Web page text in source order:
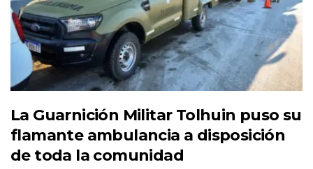
La Guarnición Militar Tolhuin puso su
flamante ambulancia a disposición
de toda la comunidad